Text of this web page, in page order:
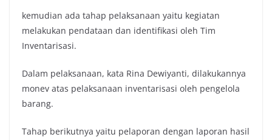
kemudian ada tahap pelaksanaan yaitu kegiatan
melakukan pendataan dan identifikasi oleh Tim
Inventarisasi.
Dalam pelaksanaan, kata Rina Dewiyanti, dilakukannya
monev atas pelaksanaan inventarisasi oleh pengelola
barang.
Tahap berikutnya yaitu pelaporan dengan laporan hasil